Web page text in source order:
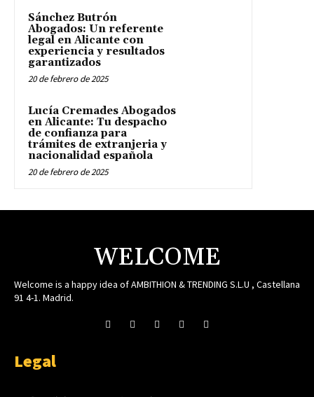
Sánchez Butrón
Abogados: Un referente
legal en Alicante con
experiencia y resultados
garantizados
20 de febrero de 2025
Lucía Cremades Abogados
en Alicante: Tu despacho
de confianza para
trámites de extranjeria y
nacionalidad española
20 de febrero de 2025
WELCOME
Welcome is a happy idea of AMBITHION & TRENDING S.L.U , Castellana
91 4-1. Madrid.
Legal